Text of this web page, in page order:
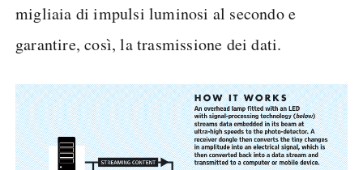
migliaia di impulsi luminosi al secondo e
garantire, così, la trasmissione dei dati.